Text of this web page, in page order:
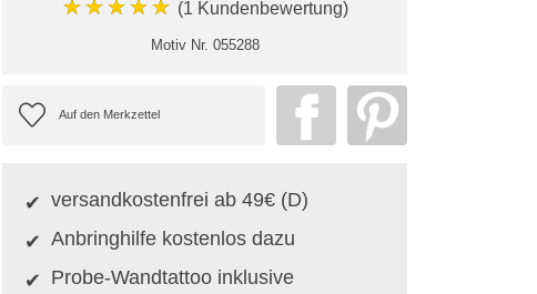
★★★★★ (1 Kundenbewertung)
Motiv Nr. 055288
versandkostenfrei ab 49€ (D)
Anbringhilfe kostenlos dazu
Probe-Wandtattoo inklusive